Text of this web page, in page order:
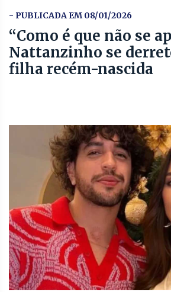
- PUBLICADA EM 08/01/2026
“Como é que não se
Nattanzinho se
filha recém-nascida